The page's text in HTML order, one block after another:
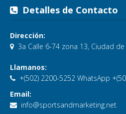
Detalles de Contacto
Dirección:
3a Calle 6-74 zona 13, Ciudad
Llamanos:
+(502) 2200-5252 WhatsApp
Email:
info@sportsandmarketing.net